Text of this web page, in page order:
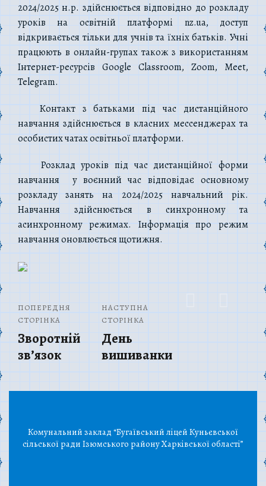
2024/2025 н.р. здійснюється відповідно до розкладу
уроків на освітній платформі nz.ua, доступ
відкривається тільки для учнів та їхніх батьків. Учні
працюють в онлайн-групах також з використанням
Інтернет-ресурсів Google Classroom, Zoom, Meet,
Telegram.
Контакт з батьками під час дистанційного
навчання здійснюється в класних мессенджерах та
особистих чатах освітньої платформи.
Розклад уроків під час дистанційної форми
навчання у воєнний час відповідає основному
розкладу занять на 2024/2025 навчальний рік.
Навчання здійснюється в синхронному та
асинхронному режимах. Інформація про режим
навчання оновлюється щотижня.
ПОПЕРЕДНЯ
СТОРІНКА
Зворотній
зв’язок
НАСТУПНА
СТОРІНКА
День
вишиванки
Комунальний заклад “Бугаївський ліцей Куньєвської
сільської ради Ізюмського району Харківської області”